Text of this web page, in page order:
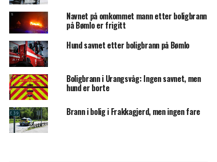
Navnet på omkommet mann etter boligbrann
på Bømlo er frigitt
Hund savnet etter boligbrann på Bømlo
Boligbrann i Urangsvåg: Ingen savnet, men
hund er borte
Brann i bolig i Frakkagjerd, men ingen fare